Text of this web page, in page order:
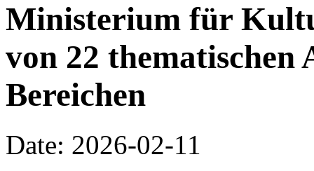
Ministerium für
von 22
Bereichen
Date: 2026-02-11